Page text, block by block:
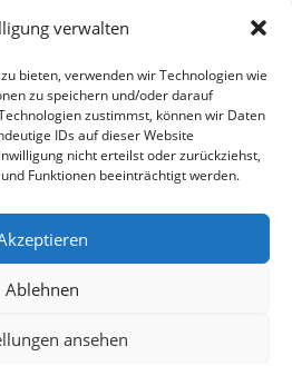
verwalten
bieten, verwenden wir Technologien wie
zu speichern und/oder darauf
zustimmst, können wir Daten
IDs auf dieser Website
nicht erteilst oder zurückziehst,
Funktionen beeinträchtigt werden.
Ablehnen
ansehen
- Sarah Kailer